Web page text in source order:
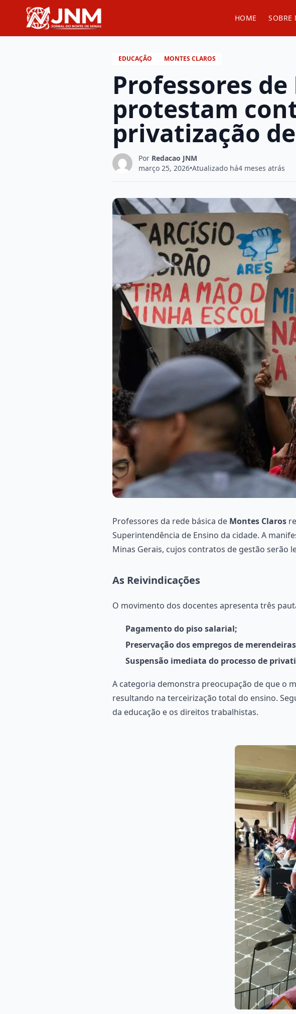
HOME SOBRE
EDUCAÇÃO MONTES CLAROS
Professores
protestam
privatização
Por Redacao JNM
março 25, 2026•Atualizado há4 meses atrás
Professores da rede básica de Montes Claros
Superintendência de Ensino da cidade. A
Minas Gerais, cujos contratos de gestão serão
As Reivindicações
O movimento dos docentes apresenta três
Pagamento do piso salarial;
Preservação dos empregos de
Suspensão imediata do processo de
A categoria demonstra preocupação de que o
resultando na terceirização total do ensino.
da educação e os direitos trabalhistas.